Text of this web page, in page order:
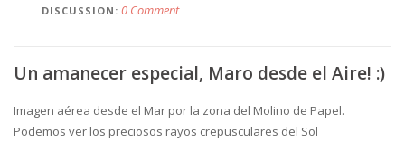
DISCUSSION 0 Comment
Un amanecer especial, Maro desde el Aire! :)
Imagen aérea desde el Mar por la zona del Molino de Papel.
Podemos ver los preciosos rayos crepusculares del Sol